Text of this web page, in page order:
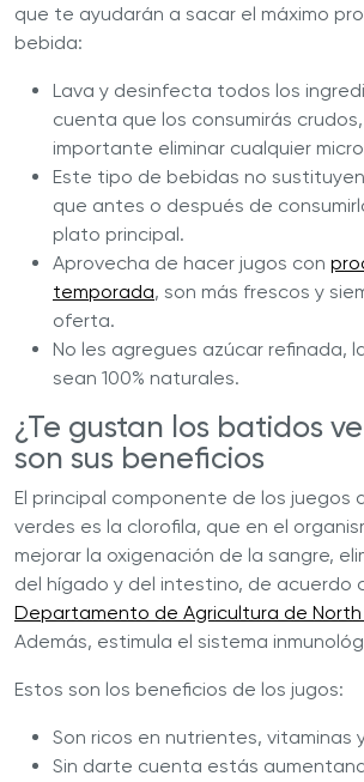
que te ayudarán a sacar el máximo
bebida:
Lava y desinfecta todos los
cuenta que los consumirás
importante eliminar cualquier
Este tipo de bebidas no
que antes o después de
plato principal.
Aprovecha de hacer jugos con
temporada, son más frescos y
oferta.
No les agregues azúcar refinada,
sean 100% naturales.
¿Te gustan los batidos
son sus beneficios
El principal componente de los juegos
verdes es la clorofila, que en el
mejorar la oxigenación de la sangre,
del hígado y del intestino, de acuerdo
Departamento de Agricultura de North
Además, estimula el sistema
Estos son los beneficios de los jugos:
Son ricos en nutrientes, vitaminas
Sin darte cuenta estás